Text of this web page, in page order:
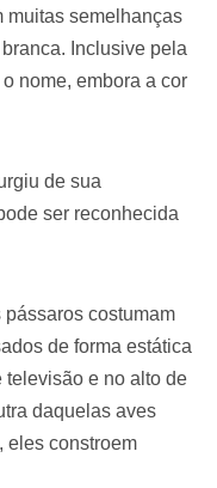
muitas semelhanças
Inclusive pela
nome, embora a cor
de sua
ser reconhecida
costumam
de forma estática
televisão e no alto de
daquelas aves
eles constroem